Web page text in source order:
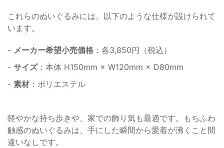
これらのぬいぐるみには、以下のような仕様が設けられて
います。
- メーカー希望小売価格 ：各3,850円（税込）
- サイズ：本体 H150mm × W120mm × D80mm
- 素材 ：ポリエステル
軽やかな持ち歩きや、家での飾り気も最適です。もちふわ
触感のぬいぐるみは、手にした瞬間から愛着が沸くこと間
違いなしです。